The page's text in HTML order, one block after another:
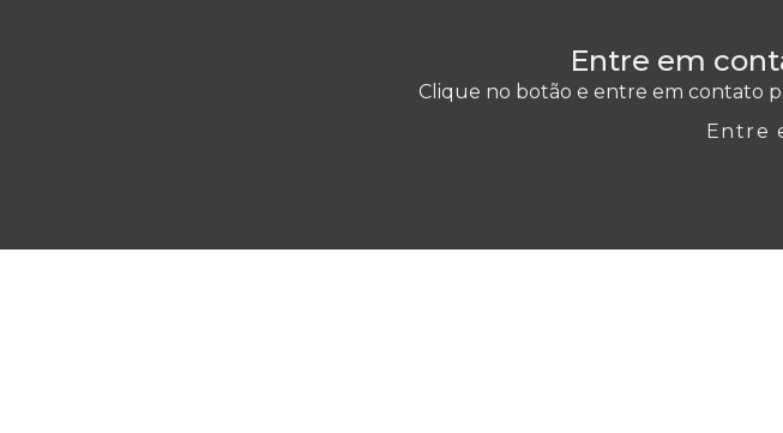
Entre em
Clique no botão e entre em contato
Entre